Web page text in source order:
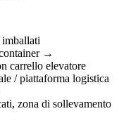
→
carrello elevatore
/ piattaforma logistica
zona di sollevamento